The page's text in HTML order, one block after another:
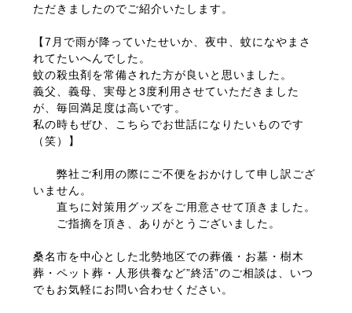
ただきましたのでご紹介いたします。
【7月で雨が降っていたせいか、夜中、蚊になやまさ
れてたいへんでした。
蚊の殺虫剤を常備された方が良いと思いました。
義父、義母、実母と3度利用させていただきました
が、毎回満足度は高いです。
私の時もぜひ、こちらでお世話になりたいものです
（笑）】
弊社ご利用の際にご不便をおかけして申し訳ござ
いません。
直ちに対策用グッズをご用意させて頂きました。
ご指摘を頂き、ありがとうございました。
桑名市を中心とした北勢地区での葬儀・お墓・樹木
葬・ペット葬・人形供養など”終活”のご相談は、いつ
でもお気軽にお問い合わせください。